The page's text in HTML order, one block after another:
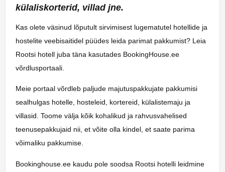
külaliskorterid, villad jne.
Kas olete väsinud lõputult sirvimisest lugematutel hotellide ja
hostelite veebisaitidel püüdes leida parimat pakkumist? Leia
Rootsi hotell juba täna kasutades BookingHouse.ee
võrdlusportaali.
Meie portaal võrdleb paljude majutuspakkujate pakkumisi
sealhulgas hotelle, hosteleid, kortereid, külalistemaju ja
villasid. Toome välja kõik kohalikud ja rahvusvahelised
teenusepakkujaid nii, et võite olla kindel, et saate parima
võimaliku pakkumise.
Bookinghouse.ee kaudu pole soodsa Rootsi hotelli leidmine